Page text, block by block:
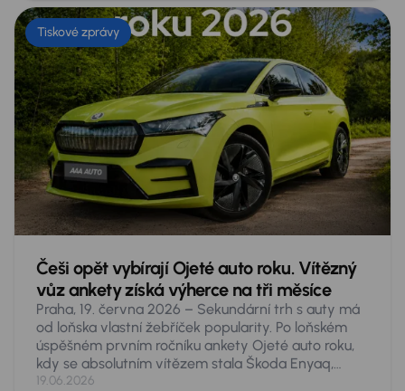
autě, a to zdaleka nejen pro malé dítě či psa. Co
přesně hrozí a co proti tomu dělat?
Tiskové zprávy
Češi opět vybírají Ojeté auto roku. Vítězný
vůz ankety získá výherce na tři měsíce
Praha, 19. června 2026 – Sekundární trh s auty má
od loňska vlastní žebříček popularity. Po loňském
úspěšném prvním ročníku ankety Ojeté auto roku,
kdy se absolutním vítězem stala Škoda Enyaq,
spouští AURES Holdings druhý ročník hlasování
19.06.2026